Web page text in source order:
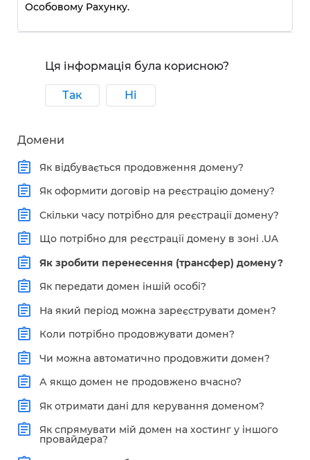
Особовому Рахунку.
Ця інформація була корисною?
Так Ні
Домени
Як відбувається продовження домену?
Як оформити договір на реєстрацію домену?
Скільки часу потрібно для реєстрації домену?
Що потрібно для реєстрації домену в зоні .UA
Як зробити перенесення (трансфер) домену?
Як передати домен іншій особі?
На який період можна зареєструвати домен?
Коли потрібно продовжувати домен?
Чи можна автоматично продовжити домен?
А якщо домен не продовжено вчасно?
Як отримати дані для керування доменом?
Як спрямувати мій домен на хостинг у іншого
провайдера?